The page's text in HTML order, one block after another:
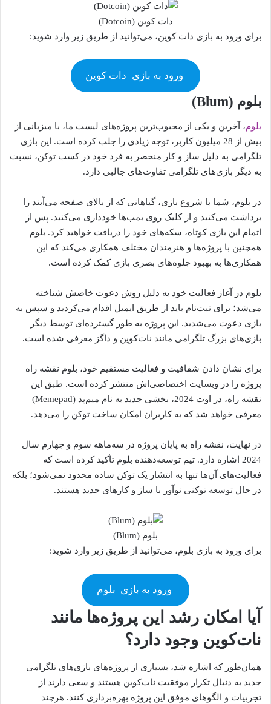
دات کوین (Dotcoin)
برای ورود به بازی دات کوین، می‌توانید از طریق زیر وارد شوید:
ورود به بازی دات کوین
بلوم (Blum)
بلوم، آخرین و یکی از محبوب‌ترین پروژه‌های لیست ما، با میزبانی از
بیش از 28 میلیون کاربر، توجه زیادی را جلب کرده است. این بازی
تلگرامی به دلیل ساز و کار منحصر به فرد خود در کسب توکن، نسبت
به دیگر بازی‌های تلگرامی تفاوت‌های جالبی دارد.
در بلوم، شما با شروع بازی، گیاهانی که از بالای صفحه می‌آیند را
برداشت می‌کنید و از کلیک روی بمب‌ها خودداری می‌کنید. پس از
اتمام این بازی کوتاه، سکه‌های خود را دریافت خواهید کرد. بلوم
همچنین با پروژه‌ها و هنرمندان مختلف همکاری می‌کند که این
همکاری‌ها به بهبود جلوه‌های بصری بازی کمک کرده است.
بلوم در آغاز فعالیت خود به دلیل روش دعوت خاصش شناخته
می‌شد؛ برای ثبت‌نام باید از طریق ایمیل اقدام می‌کردید و سپس به
بازی دعوت می‌شدید. این پروژه به طور گسترده‌ای توسط دیگر
بازی‌های بزرگ تلگرامی مانند نات‌کوین و داگز معرفی شده است.
برای نشان دادن شفافیت و فعالیت مستقیم خود، بلوم نقشه راه
پروژه را در وبسایت اختصاصی‌اش منتشر کرده است. طبق این
نقشه راه، در اوت 2024، بخشی جدید به نام میم‌پد (Memepad)
معرفی خواهد شد که به کاربران امکان ساخت توکن را می‌دهد.
در نهایت، نقشه راه به پایان پروژه در سه‌ماهه سوم و چهارم سال
2024 اشاره دارد. تیم توسعه‌دهنده بلوم تأکید کرده است که
فعالیت‌های آن‌ها تنها به انتشار یک توکن ساده محدود نمی‌شود؛ بلکه
در حال توسعه توکنی نوآور با ساز و کارهای جدید هستند.
بلوم (Blum)
برای ورود به بازی بلوم، می‌توانید از طریق زیر وارد شوید:
ورود به بازی بلوم
آیا امکان رشد این پروژه‌ها مانند
نات‌کوین وجود دارد؟
همان‌طور که اشاره شد، بسیاری از پروژه‌های بازی‌های تلگرامی
جدید به دنبال تکرار موفقیت نات‌کوین هستند و سعی دارند از
تجربیات و الگوهای موفق این پروژه بهره‌برداری کنند. هرچند